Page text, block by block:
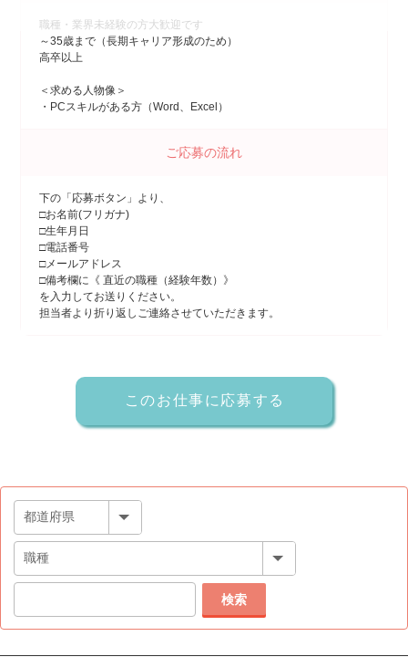
職種・業界未経験の方大歓迎です
～35歳まで（長期キャリア形成のため）
高卒以上
＜求める人物像＞
・PCスキルがある方（Word、Excel）
ご応募の流れ
下の「応募ボタン」より、
□お名前(フリガナ)
□生年月日
□電話番号
□メールアドレス
□備考欄に《 直近の職種（経験年数）》
を入力してお送りください。
担当者より折り返しご連絡させていただきます。
検索